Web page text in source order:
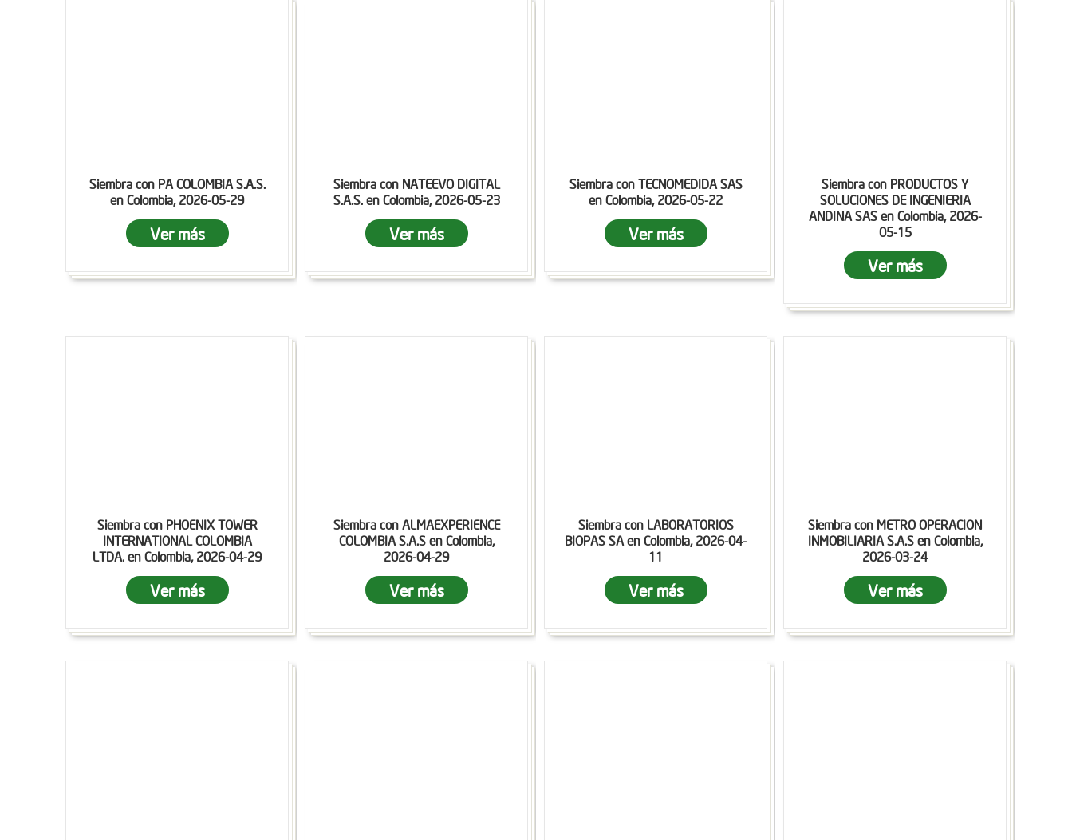
Siembra con PA COLOMBIA S.A.S.
en Colombia, 2026-05-29
Ver más
Siembra con NATEEVO DIGITAL
S.A.S. en Colombia, 2026-05-23
Ver más
Siembra con TECNOMEDIDA SAS
en Colombia, 2026-05-22
Ver más
Siembra con PRODUCTOS Y
SOLUCIONES DE INGENIERIA
ANDINA SAS en Colombia, 2026-
05-15
Ver más
Siembra con PHOENIX TOWER
INTERNATIONAL COLOMBIA
LTDA. en Colombia, 2026-04-29
Ver más
Siembra con ALMAEXPERIENCE
COLOMBIA S.A.S en Colombia,
2026-04-29
Ver más
Siembra con LABORATORIOS
BIOPAS SA en Colombia, 2026-04-
11
Ver más
Siembra con METRO OPERACION
INMOBILIARIA S.A.S en Colombia,
2026-03-24
Ver más